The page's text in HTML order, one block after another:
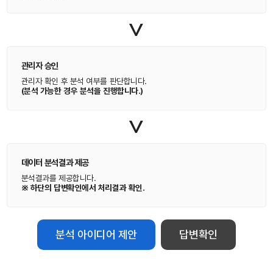
>
관리자 승인
관리자 확인 후 분석 여부를 판단합니다.
(분석 가능한 경우 분석을 진행합니다.)
>
데이터 분석결과 제공
분석결과를 제공합니다.
※ 하단의 답변확인에서 처리결과 확인.
분석 아이디어 제안 답변확인